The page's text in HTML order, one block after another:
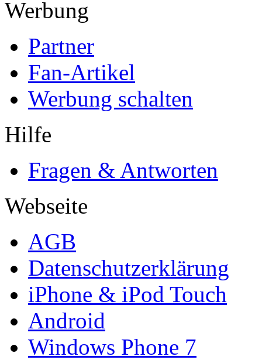
Werbung
Partner
Fan-Artikel
Werbung schalten
Hilfe
Fragen & Antworten
Webseite
AGB
Datenschutzerklärung
iPhone & iPod Touch
Android
Windows Phone 7